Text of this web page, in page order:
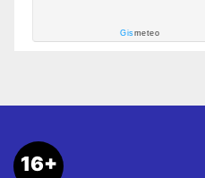
Gismeteo
16+